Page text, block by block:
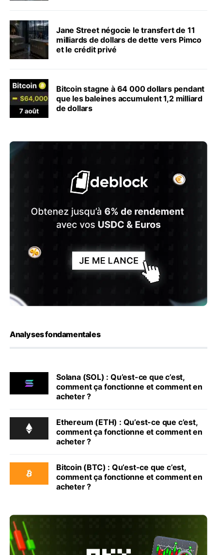
Jane Street négocie le transfert de 11
milliards de dollars de dette vers Pimco
et le crédit privé
Bitcoin stagne à 64 000 dollars pendant
que les baleines accumulent 1,2 milliard
de dollars
Analyses fondamentales
Solana (SOL) : Qu’est-ce que c’est,
comment ça fonctionne et comment en
acheter ?
Ethereum (ETH) : Qu’est-ce que c’est,
comment ça fonctionne et comment en
acheter ?
Bitcoin (BTC) : Qu’est-ce que c’est,
comment ça fonctionne et comment en
acheter ?